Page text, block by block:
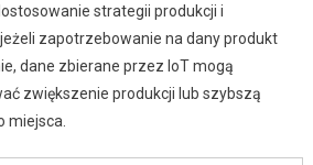
strategii produkcji i
zapotrzebowanie na dany produkt
dane zbierane przez IoT mogą
zwiększenie produkcji lub szybszą
miejsca.